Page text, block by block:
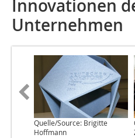
Innovationen
Unternehmen
Quelle/Source: Brigitte
Hoffmann